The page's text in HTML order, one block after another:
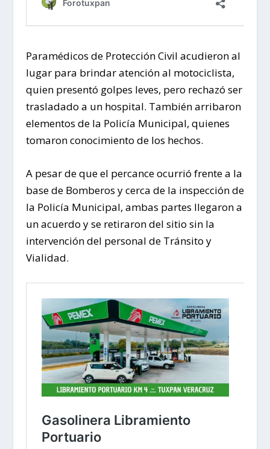
Paramédicos de Protección Civil acudieron al
lugar para brindar atención al motociclista,
quien presentó golpes leves, pero rechazó ser
trasladado a un hospital. También arribaron
elementos de la Policía Municipal, quienes
tomaron conocimiento de los hechos.
A pesar de que el percance ocurrió frente a la
base de Bomberos y cerca de la inspección de
la Policía Municipal, ambas partes llegaron a
un acuerdo y se retiraron del sitio sin la
intervención del personal de Tránsito y
Vialidad.